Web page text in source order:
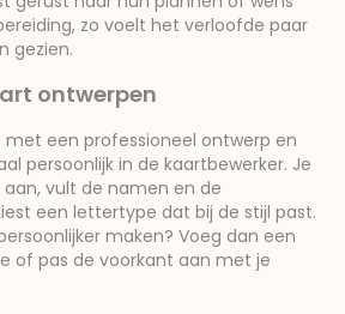
zo voelt het verloofde paar
gezien.
ontwerpen
met een professioneel ontwerp en
persoonlijk in de kaartbewerker. Je
vult de namen en de
een lettertype dat bij de stijl past.
maken? Voeg dan een
of pas de voorkant aan met je